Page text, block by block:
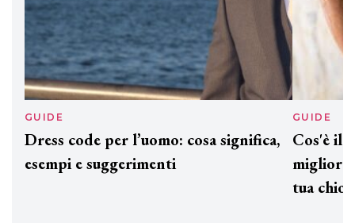
GUIDE
Dress code per l’uomo: cosa significa,
esempi e suggerimenti
GUIDE
tua